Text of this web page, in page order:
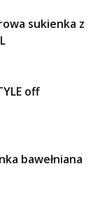
sukienka z
off
bawełniana